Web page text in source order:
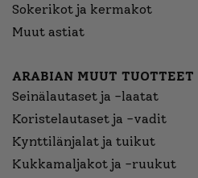
Sokerikot ja kermakot
Muut astiat
ARABIAN MUUT TUOTTEET
Seinälautaset ja -laatat
Koristelautaset ja -vadit
Kynttilänjalat ja tuikut
Kukkamaljakot ja -ruukut